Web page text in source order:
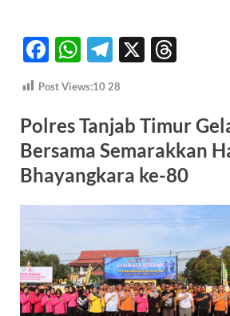
F
ac
e
b
o
o
k
W
at
s
A
p
p
T
el
e
gr
a
m
X
a
ds
Post Views:10 28
Polres Tanjab Timur
Bersama Semarakkan
Bhayangkara ke-80